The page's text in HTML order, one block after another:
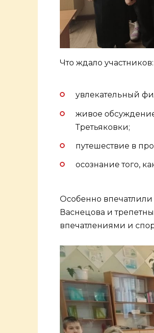
Что ждало участников:
увлекательный
живое
Третьяковки;
путешествие в
осознание того,
Особенно
Васнецова и
впечатлениями и